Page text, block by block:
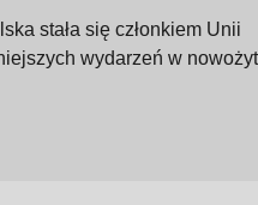
stała się członkiem Unii
wydarzeń w